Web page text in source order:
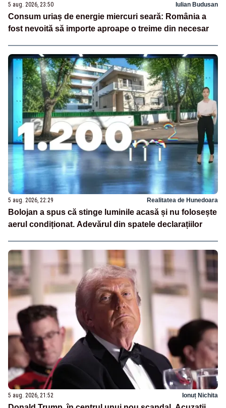
5 aug. 2026, 23:50 Iulian Budusan
Consum uriaș de energie miercuri seară: România a
fost nevoită să importe aproape o treime din necesar
5 aug. 2026, 22:29 Realitatea de Hunedoara
Bolojan a spus că stinge luminile acasă și nu folosește
aerul condiționat. Adevărul din spatele declarațiilor
5 aug. 2026, 21:52 Ionuț Nichita